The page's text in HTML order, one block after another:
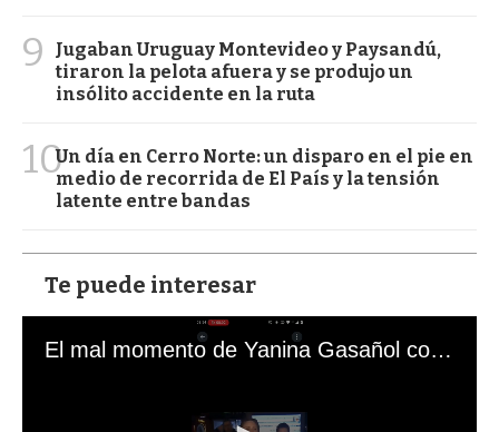
9
Jugaban Uruguay Montevideo y Paysandú,
tiraron la pelota afuera y se produjo un
insólito accidente en la ruta
10Un día en Cerro Norte: un disparo en el pie en
medio de recorrida de El País y la tensión
latente entre bandas
Te puede interesar
El mal momento de Yanina Gasañol con un hincha argentino en "Subrayado"